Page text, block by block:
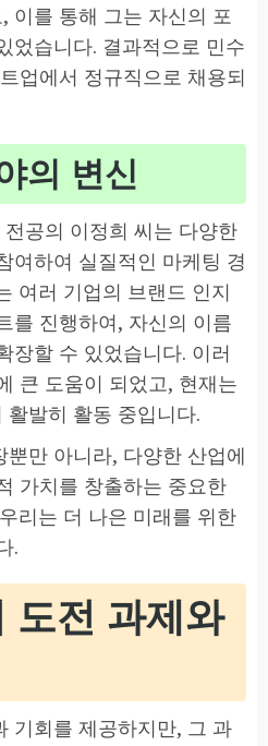
이를 통해 그는 자신의 포
었습니다. 결과적으로 민수
업에서 정규직으로 채용되
의 변신
공의 이정희 씨는 다양한
여하여 실질적인 마케팅 경
여러 기업의 브랜드 인지
를 진행하여, 자신의 이름
장할 수 있었습니다. 이러
큰 도움이 되었고, 현재는
발히 활동 중입니다.
만 아니라, 다양한 산업에
가치를 창출하는 중요한
리는 더 나은 미래를 위한
.
도전 과제와
기회를 제공하지만, 그 과